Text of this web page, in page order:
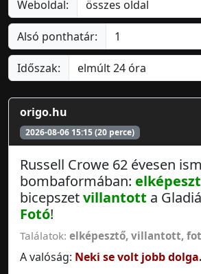
Weboldal:
Alsó ponthatár:
Időszak:
origo.hu
2026-08-06 15:15 (20 perce)
Russell Crowe 62 évesen
bombaformában:
bicepszetvillantott a
Fotó!
Találatok: elképesztő, villantott,
A valóság: Neki se volt jobb dolga.